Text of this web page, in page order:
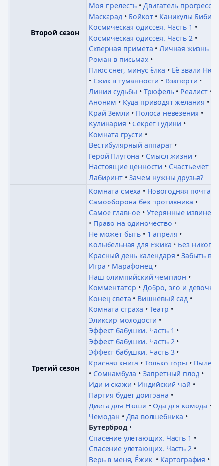
Второй сезон
Моя прелесть
Двигатель прогресса
Маскарад
Бойкот
Каникулы Биби
Космическая одиссея. Часть 1
Космическая одиссея. Часть 2
Скверная примета
Личная жизнь
Роман в письмах
Плюс снег, минус ёлка
Её звали
Ёжик в туманности
Взаперти
Линии судьбы
Трюфель
Реалист
Аноним
Куда приводят желания
Край Земли
Полоса невезения
Кулинария
Секрет Гудини
Комната грусти
Вестибулярный аппарат
Герой Плутона
Смысл жизни
Настоящие ценности
Счастьемёт
Лабиринт
Зачем нужны друзья?
Третий сезон
Комната смеха
Новогодняя почта
Самооборона без противника
Самое главное
Утерянные
Право на одиночество
Не может быть
1 апреля
Колыбельная для Ёжика
Без никого
Красный день календаря
Забыть всё
Игра
Марафонец
Наш олимпийский чемпион
Комментатор
Добро, зло и девочки
Конец света
Вишнёвый сад
Комната страха
Театр
Эликсир молодости
Эффект бабушки. Часть 1
Эффект бабушки. Часть 2
Эффект бабушки. Часть 3
Красная книга
Только горы
Сомнамбула
Запретный плод
Иди и скажи
Индийский чай
Партия будет доиграна
Диета для Нюши
Ода для комода
Чемодан
Два волшебника
Бутерброд
Спасение улетающих. Часть 1
Спасение улетающих. Часть 2
Верь в меня, Ёжик!
Картография